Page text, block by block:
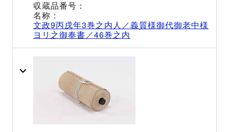
文政9丙戌年3巻之内人／義質様御代御老中様
ヨリ之御奉書／46巻之内